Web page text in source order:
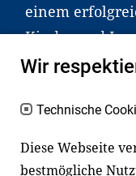
einem
Kinder und
haben aber
an Familien
Wir
Technische
Diese Webseite
bestmögliche